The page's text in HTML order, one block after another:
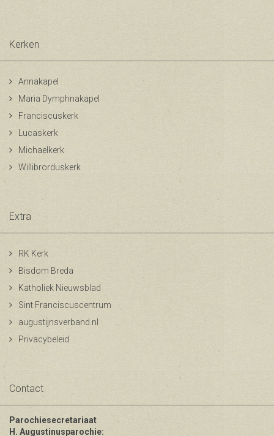
Kerken
Annakapel
Maria Dymphnakapel
Franciscuskerk
Lucaskerk
Michaelkerk
Willibrorduskerk
Extra
RK Kerk
Bisdom Breda
Katholiek Nieuwsblad
Sint Franciscuscentrum
augustijnsverband.nl
Privacybeleid
Contact
Parochiesecretariaat
H. Augustinusparochie: